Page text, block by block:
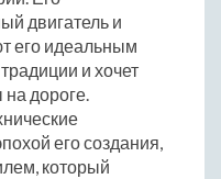
двигатель и
его идеальным
и хочет
на дороге.
его создания,
который